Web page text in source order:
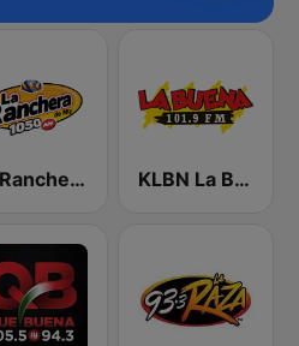
La Ranchera 1050 AM KLBN La Buena 101.9 FM